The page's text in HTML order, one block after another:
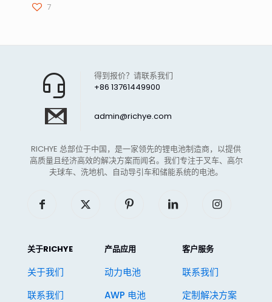
7
+86 13761449900
得到报价？请联系我们
admin@richye.com
RICHYE 总部位于中国，是一家领先的锂电池制造商，以提供
高质量且经济高效的解决方案而闻名。我们专注于叉车、高尔
夫球车、洗地机、自动导引车和储能系统的电池。
关于RICHYE
关于我们
联系我们
产品应用
动力电池
AWP 电池
客户服务
联系我们
定制解决方案